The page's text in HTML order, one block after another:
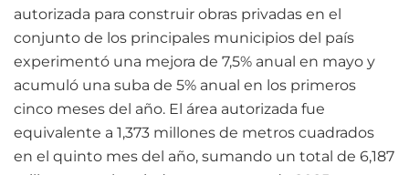
autorizada para construir obras privadas en el
conjunto de los principales municipios del país
experimentó una mejora de 7,5% anual en mayo y
acumuló una suba de 5% anual en los primeros
cinco meses del año. El área autorizada fue
equivalente a 1,373 millones de metros cuadrados
en el quinto mes del año, sumando un total de 6,187